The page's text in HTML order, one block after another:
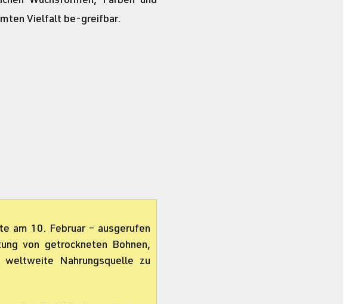
Vielfalt be-greifbar.
am 10. Februar – ausgerufen
von getrockneten Bohnen,
weltweite Nahrungsquelle zu